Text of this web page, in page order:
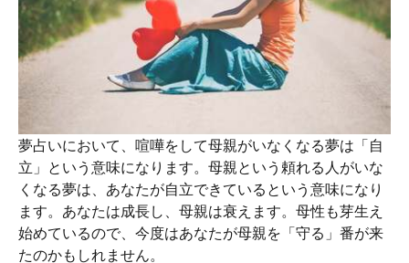
夢占いにおいて、喧嘩をして母親がいなくなる夢は「自
立」という意味になります。母親という頼れる人がいな
くなる夢は、あなたが自立できているという意味になり
ます。あなたは成長し、母親は衰えます。母性も芽生え
始めているので、今度はあなたが母親を「守る」番が来
たのかもしれません。